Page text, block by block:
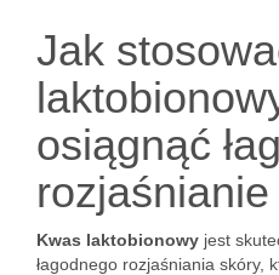
Jak
osiągnąć
Kwas laktobionowy jest
łagodnego rozjaśniania skóry,